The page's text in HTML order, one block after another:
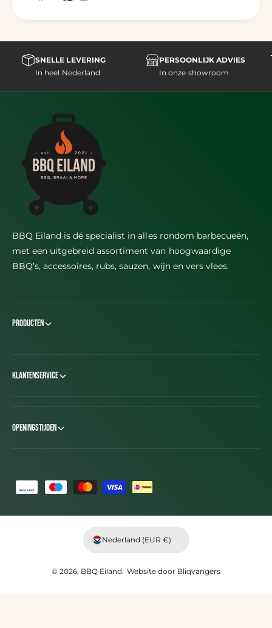
SNELLE LEVERING
In heel Nederland
PERSOONLIJK ADVIES
In onze showroom
BBQ Eiland is dé specialist in alles rondom barbecueën,
met een uitgebreid assortiment van hoogwaardige
BBQ’s, accessoires, rubs, sauzen, wijn en vers vlees.
Producten
Klantenservice
Openingstijden
© 2026, BBQ Eiland. Website door Bliqvangers
Nederland (EUR €)